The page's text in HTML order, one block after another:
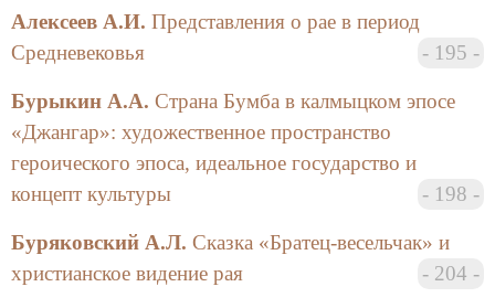
заседаний, посвященных 2000-летию христианства,
конференции «Христианство на пороге третьего
тысячелетия», «Смыслы мифа: мифология в
истории и культуре», «Образ рая: от мифа к
утопии», несколько круглых столов и теоретических
семинаров. В них приняли участие преподаватели
многих факультетов СПбГУ и других вузов России,
научные сотрудники Института антропологии и
исследований РАН, Института истории
естествознания и техники РАН, Института
Алексеев А.И. Представления о рае в период
Средневековья
195
Бурыкин А.А. Страна Бумба в калмыцком эпосе
«Джангар»: художественное пространство
героического эпоса, идеальное государство и
концепт культуры
198
Буряковский А.Л. Сказка «Братец-весельчак» и
христианское видение рая
204